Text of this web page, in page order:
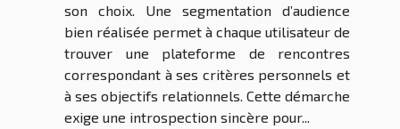
son choix. Une segmentation d’audience
bien réalisée permet à chaque utilisateur de
trouver une plateforme de rencontres
correspondant à ses critères personnels et
à ses objectifs relationnels. Cette démarche
exige une introspection sincère pour...